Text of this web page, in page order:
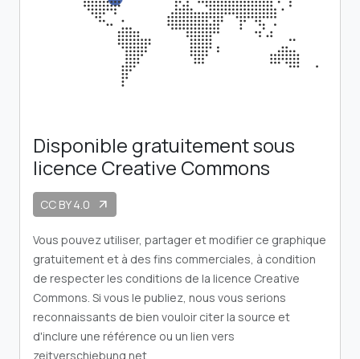
Disponible gratuitement sous
licence Creative Commons
CC BY 4.0 arrow_outward
Vous pouvez utiliser, partager et modifier ce graphique
gratuitement et à des fins commerciales, à condition
de respecter les conditions de la licence Creative
Commons. Si vous le publiez, nous vous serions
reconnaissants de bien vouloir citer la source et
d'inclure une référence ou un lien vers
zeitverschiebung.net